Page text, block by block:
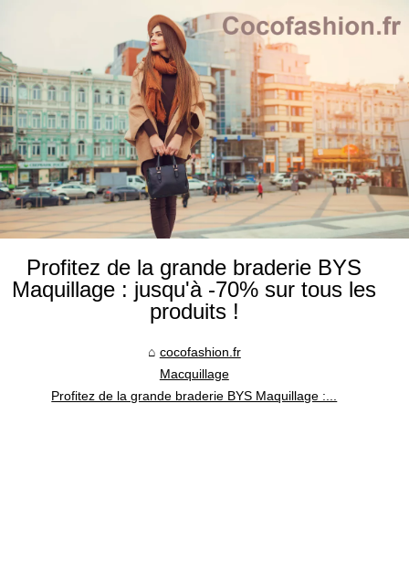
Profitez de la grande braderie BYS
Maquillage : jusqu'à -70% sur tous les
produits !
cocofashion.fr
Macquillage
Profitez de la grande braderie BYS Maquillage :...